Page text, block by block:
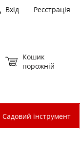
Вхід
Реєстрація
Кошик
порожній
Садовий інструмент